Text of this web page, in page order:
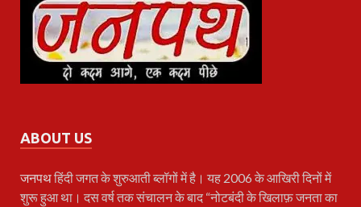
ABOUT US
जनपथहिंदी जगत के शुरुआती ब्लॉगों में है। यह 2006 के आखिरी दिनों में
शुरू हुआ था। दस वर्ष तक संचालन के बाद “नोटबंदी के खिलाफ़ जनता का